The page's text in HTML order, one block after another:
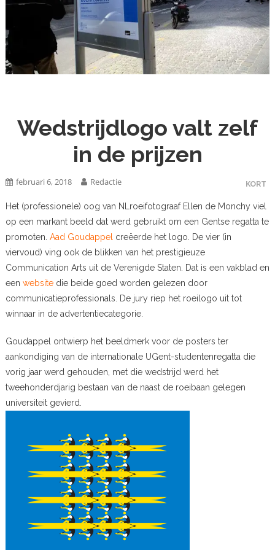
Wedstrijdlogo valt zelf
in de prijzen
KORT
februari 6, 2018 Redactie
Het (professionele) oog van NLroeifotograaf Ellen de Monchy viel
op een markant beeld dat werd gebruikt om een Gentse regatta te
promoten. Aad Goudappelcreëerde het logo. De vier (in
viervoud) ving ook de blikken van het prestigieuze
Communication Arts uit de Verenigde Staten. Dat is een vakblad en
een website die beide goed worden gelezen door
communicatieprofessionals. De jury riep het roeilogo uit tot
winnaar in de advertentiecategorie.
Goudappel ontwierp het beeldmerk voor de posters ter
aankondiging van de internationale UGent-studentenregatta die
vorig jaar werd gehouden, met die wedstrijd werd het
tweehonderdjarig bestaan van de naast de roeibaan gelegen
universiteit gevierd.